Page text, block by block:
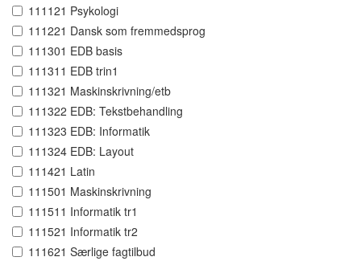
111121 Psykologi
111221 Dansk som fremmedsprog
111301 EDB basis
111311 EDB trin1
111321 Maskinskrivning/etb
111322 EDB: Tekstbehandling
111323 EDB: Informatik
111324 EDB: Layout
111421 Latin
111501 Maskinskrivning
111511 Informatik tr1
111521 Informatik tr2
111621 Særlige fagtilbud